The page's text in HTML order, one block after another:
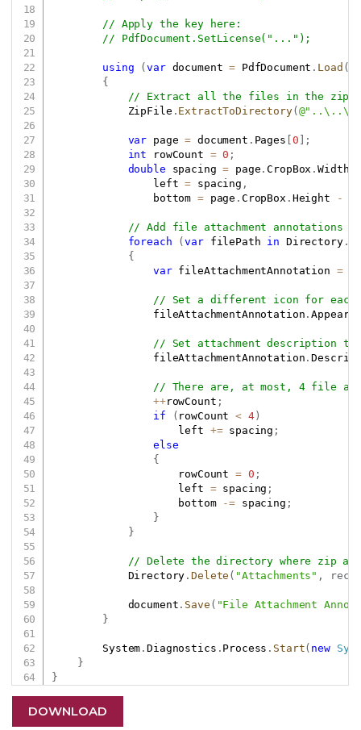
// Apply the key here:
// PdfDocument.SetLicense("...");
using (var document = PdfDocument . Load (
{
// Extract all the files in the zip
            ZipFile
. ExtractToDirectory(
var page = document . Pages [0 ] ;
int rowCount = 0 ;
double spacing = page .CropBox .Width
                left
= spacing ,
                bottom
= page . CropBox . Height -
// Add file attachment annotations
foreach
(var filePath in Directory.
{
var fileAttachmentAnnotation =
// Set a different icon for each
                fileAttachmentAnnotation
.
// Set attachment description
                fileAttachmentAnnotation
.
// There are, at most, 4 file
++rowCount ;
if
( rowCount < 4)
                    left
+= spacing ;
else
{
                    rowCount
= 0 ;
                    left
= spacing ;
                    bottom
-= spacing ;
}
}
// Delete the directory where zip
            Directory
.Delete ( "Attachments" ,
            document
. Save ( "File Attachment
}
        System
.Diagnostics . Process . Start( new
}
}
DOWNLOAD